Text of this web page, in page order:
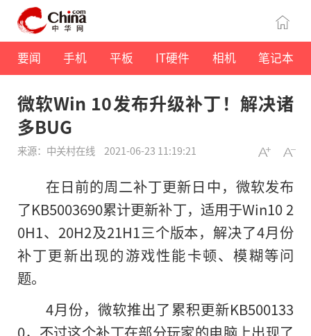
要闻 手机 平板 IT硬件 相机 笔记本
微软Win 10发布升级补丁！解决诸
多BUG
来源：中关村在线 2021-06-23 11:19:21
在日前的周二补丁更新日中，微软发布
了KB5003690累计更新补丁，适用于Win10 2
0H1、20H2及21H1三个版本，解决了4月份
补丁更新出现的游戏性能卡顿、模糊等问
题。
4月份，微软推出了累积更新KB500133